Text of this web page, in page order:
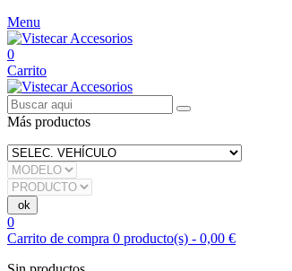
Menu
0
Carrito
Más productos
0
Carrito de compra 0 producto(s) - 0,00 €